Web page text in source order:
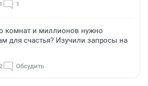
1
комнат и миллионов нужно
для счастья? Изучили запросы на
Обсудить